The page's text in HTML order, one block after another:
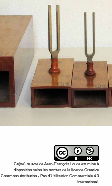
Ce(tte) œuvre de Jean-François Loude est mise à
disposition selon les termes de la licence Creative
Commons Attribution - Pas d’Utilisation Commerciale 4.0
International.